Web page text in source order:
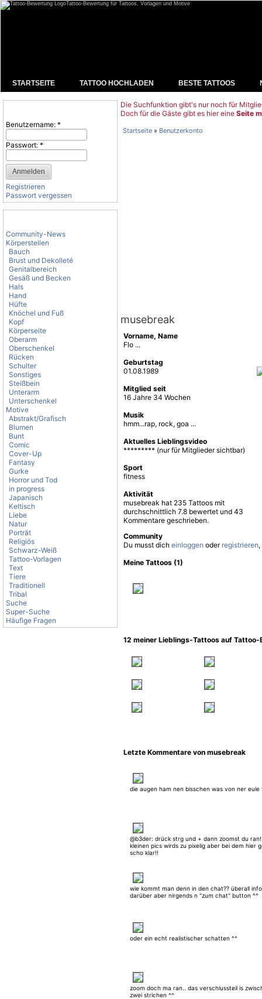
Tattoo-Bewertung für Tattoos, Vorlagen und Motive
STARTSEITE TATTOO HOCHLADEN BESTE TATTOOS
Benutzername: *
Passwort: *
Registrieren
Passwort vergessen
Community-News
Körperstellen
Bauch
Brust und Dekolleté
Genitalbereich
Gesäß und Becken
Hals
Hand
Hüfte
Knöchel und Fuß
Kopf
Körperseite
Oberarm
Oberschenkel
Rücken
Schulter
Sonstiges
Steißbein
Unterarm
Unterschenkel
Motive
Abstrakt/Grafisch
Blumen
Bunt
Comic
Cover-Up
Fantasy
Gurke
Horror und Tod
in progress
Japanisch
Keltisch
Liebe
Natur
Porträt
Religiös
Schwarz-Weiß
Tattoo-Vorlagen
Text
Tiere
Traditionell
Tribal
Suche
Super-Suche
Häufige Fragen
Die Suchfunktion gibt's nur noch für
Doch für die Gäste gibt es hier eine Seite
Startseite » Benutzerkonto
musebreak
Vorname, Name
Flo ...
Geburtstag
01.08.1989
Mitglied seit
16 Jahre 34 Wochen
Musik
hmm...rap, rock, goa ...
Aktuelles Lieblingsvideo
********* (nur für Mitglieder sichtbar)
Sport
fitness
Aktivität
musebreak hat 235 Tattoos mit
durchschnittlich 7.8 bewertet und 43
Kommentare geschrieben.
Community
Du musst dich einloggen oder registrieren
Meine Tattoos (1)
12 meiner Lieblings-Tattoos auf
Letzte Kommentare von musebreak
die augen ham nen bisschen was von ner eule
@b3der: drück strg und + dann zoomst du
kleinen pics wirds zu pixelig aber bei dem hier
scho klar!!
wie kommt man denn in den chat?? überall
darüber aber nirgends n "zum chat" button ^^
oder ein echt realistischer schatten ^^
zoom doch ma ran.. das verschlussteil is
zwei strichen ^^